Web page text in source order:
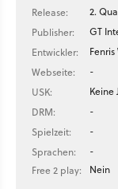
Release:
2.
Publisher:
GT
Entwickler:
Webseite:
-
USK:
Keine
DRM:
-
Spielzeit:
-
Sprachen:
-
Free 2 play:
Nein